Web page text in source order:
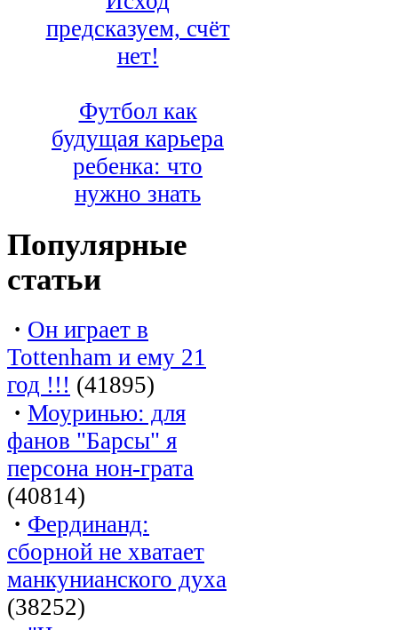
предсказуем, счёт
нет!
Футбол как
будущая карьера
ребенка: что
нужно знать
Популярные
статьи
· Он играет в
Tottenham и ему 21
год !!! (41895)
· Моуринью: для
фанов "Барсы" я
персона нон-грата
(40814)
· Фердинанд:
сборной не хватает
манкунианского духа
(38252)